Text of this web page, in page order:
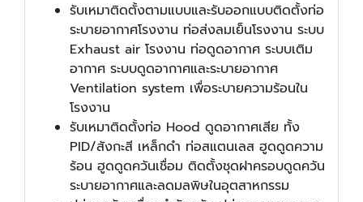
รับเหมาติดตั้งตามแบบและรับออกแบบติดตั้งท่อ
ระบายอากาศโรงงาน ท่อส่งลมเย็นโรงงาน ระบบ
Exhaust air โรงงาน ท่อดูดอากาศ ระบบเติม
อากาศ ระบบดูดอากาศและระบายอากาศ
Ventilation system เพื่อระบายความร้อนใน
โรงงาน
รับเหมาติดตั้งท่อ Hood ดูดอากาศเสีย ทั้ง
PID/สังกะสี เหล็กดำ ท่อสแตนเลส ฮูดดูดความ
ร้อน ฮูดดูดควันเชื่อม ติดตั้งชุดฝาครอบดูดควัน
ระบายอากาศและลดมลพิษในอุตสาหกรรม